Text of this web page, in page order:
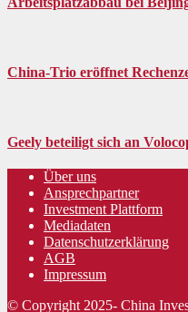
China-Trio eröffnet
Geely beteiligt sich an
Über uns
Ansprechpartner
Investment Plattform
Mediadaten
Datenschutzerklärung
AGB
Impressum
© Copyright 2025- China